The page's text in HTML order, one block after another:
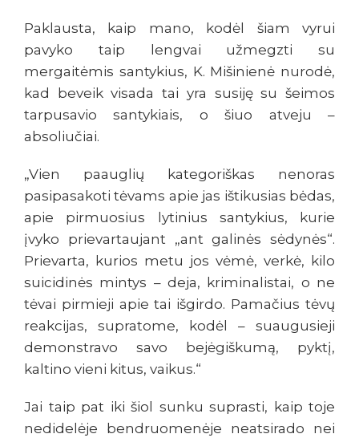
Paklausta, kaip mano, kodėl šiam vyrui
pavyko taip lengvai užmegzti su
mergaitėmis santykius, K. Mišinienė nurodė,
kad beveik visada tai yra susiję su šeimos
tarpusavio santykiais, o šiuo atveju –
absoliučiai.
„Vien paauglių kategoriškas nenoras
pasipasakoti tėvams apie jas ištikusias bėdas,
apie pirmuosius lytinius santykius, kurie
įvyko prievartaujant „ant galinės sėdynės“.
Prievarta, kurios metu jos vėmė, verkė, kilo
suicidinės mintys – deja, kriminalistai, o ne
tėvai pirmieji apie tai išgirdo. Pamačius tėvų
reakcijas, supratome, kodėl – suaugusieji
demonstravo savo bejėgiškumą, pyktį,
kaltino vieni kitus, vaikus.“
Jai taip pat iki šiol sunku suprasti, kaip toje
nedidelėje bendruomenėje neatsirado nei